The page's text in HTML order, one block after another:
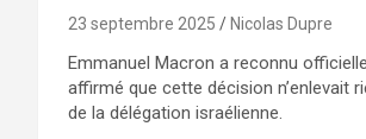
23 septembre 2025 Nicolas Dupre
Emmanuel Macron a reconnu
affirmé que cette décision n’enlevait
de la délégation israélienne.